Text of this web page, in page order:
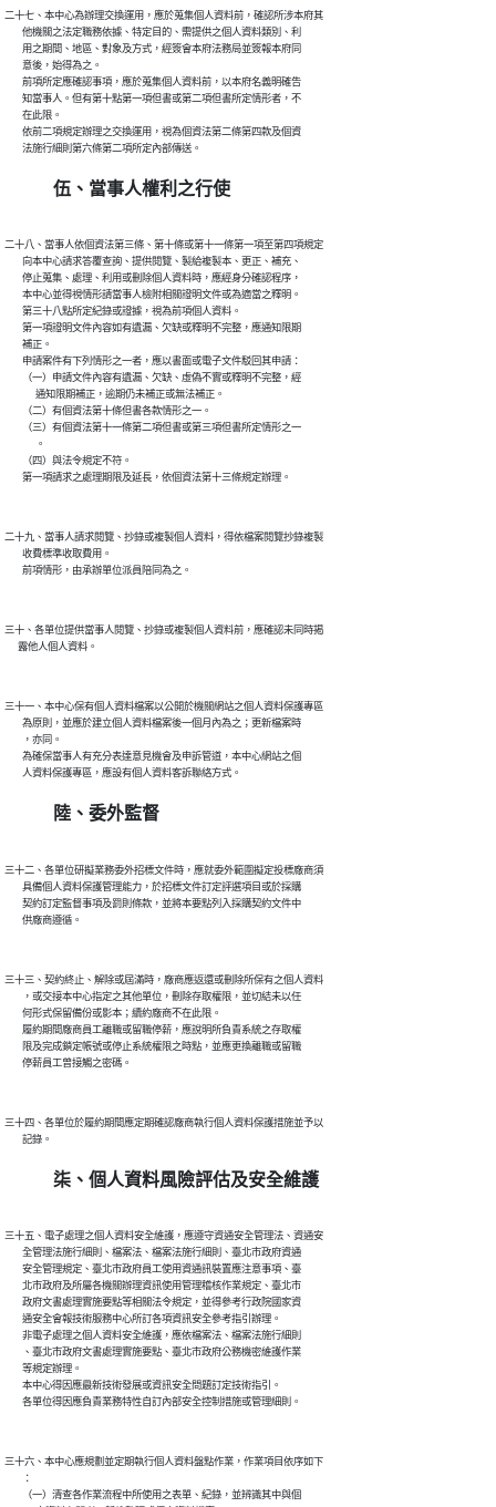
二十七、本中心為辦理交換運用，應於蒐集個人資料前，確認所涉本府其
        他機關之法定職務依據、特定目的、需提供之個人資料類別、利
        用之期間、地區、對象及方式，經簽會本府法務局並簽報本府同
        意後，始得為之。
        前項所定應確認事項，應於蒐集個人資料前，以本府名義明確告
        知當事人。但有第十點第一項但書或第二項但書所定情形者，不
        在此限。
        依前二項規定辦理之交換運用，視為個資法第二條第四款及個資
伍、當事人權利之行使
二十八、當事人依個資法第三條、第十條或第十一條第一項至第四項規定
        向本中心請求答覆查詢、提供閱覽、製給複製本、更正、補充、
        停止蒐集、處理、利用或刪除個人資料時，應經身分確認程序，
        本中心並得視情形請當事人檢附相關證明文件或為適當之釋明。
        第三十八點所定紀錄或證據，視為前項個人資料。
        第一項證明文件內容如有遺漏、欠缺或釋明不完整，應通知限期
        補正。
        申請案件有下列情形之一者，應以書面或電子文件駁回其申請：
        （一）申請文件內容有遺漏、欠缺、虛偽不實或釋明不完整，經
              通知限期補正，逾期仍未補正或無法補正。
        （二）有個資法第十條但書各款情形之一。
        （三）有個資法第十一條第二項但書或第三項但書所定情形之一
              。
        （四）與法令規定不符。
二十九、當事人請求閱覽、抄錄或複製個人資料，得依檔案閱覽抄錄複製
        收費標準收取費用。
三十、各單位提供當事人閱覽、抄錄或複製個人資料前，應確認未同時揭
三十一、本中心保有個人資料檔案以公開於機關網站之個人資料保護專區
        為原則，並應於建立個人資料檔案後一個月內為之；更新檔案時
        ，亦同。
        為確保當事人有充分表達意見機會及申訴管道，本中心網站之個
陸、委外監督
三十二、各單位研擬業務委外招標文件時，應就委外範圍擬定投標廠商須
        具備個人資料保護管理能力，於招標文件訂定評選項目或於採購
        契約訂定監督事項及罰則條款，並將本要點列入採購契約文件中
三十三、契約終止、解除或屆滿時，廠商應返還或刪除所保有之個人資料
        ，或交接本中心指定之其他單位，刪除存取權限，並切結未以任
        何形式保留備份或影本；續約廠商不在此限。
        履約期間廠商員工離職或留職停薪，應說明所負責系統之存取權
        限及完成鎖定帳號或停止系統權限之時點，並應更換離職或留職
三十四、各單位於履約期間應定期確認廠商執行個人資料保護措施並予以
柒、個人資料風險評估及安全維護
三十五、電子處理之個人資料安全維護，應遵守資通安全管理法、資通安
        全管理法施行細則、檔案法、檔案法施行細則、臺北市政府資通
        安全管理規定、臺北市政府員工使用資通訊裝置應注意事項、臺
        北市政府及所屬各機關辦理資訊使用管理稽核作業規定、臺北市
        政府文書處理實施要點等相關法令規定，並得參考行政院國家資
        通安全會報技術服務中心所訂各項資訊安全參考指引辦理。
        非電子處理之個人資料安全維護，應依檔案法、檔案法施行細則
        、臺北市政府文書處理實施要點、臺北市政府公務機密維護作業
        等規定辦理。
        本中心得因應最新技術發展或資訊安全問題訂定技術指引。
三十六、本中心應規劃並定期執行個人資料盤點作業，作業項目依序如下
        ：
        （一）清查各作業流程中所使用之表單、紀錄，並辨識其中與個